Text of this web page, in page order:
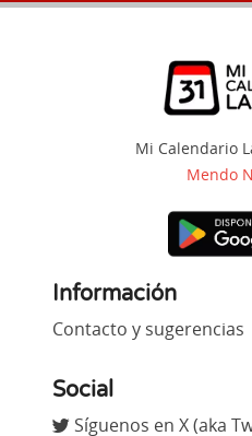
Mi Calendario
Mendo
Información
Contacto y sugerencias
Social
Síguenos en X (aka